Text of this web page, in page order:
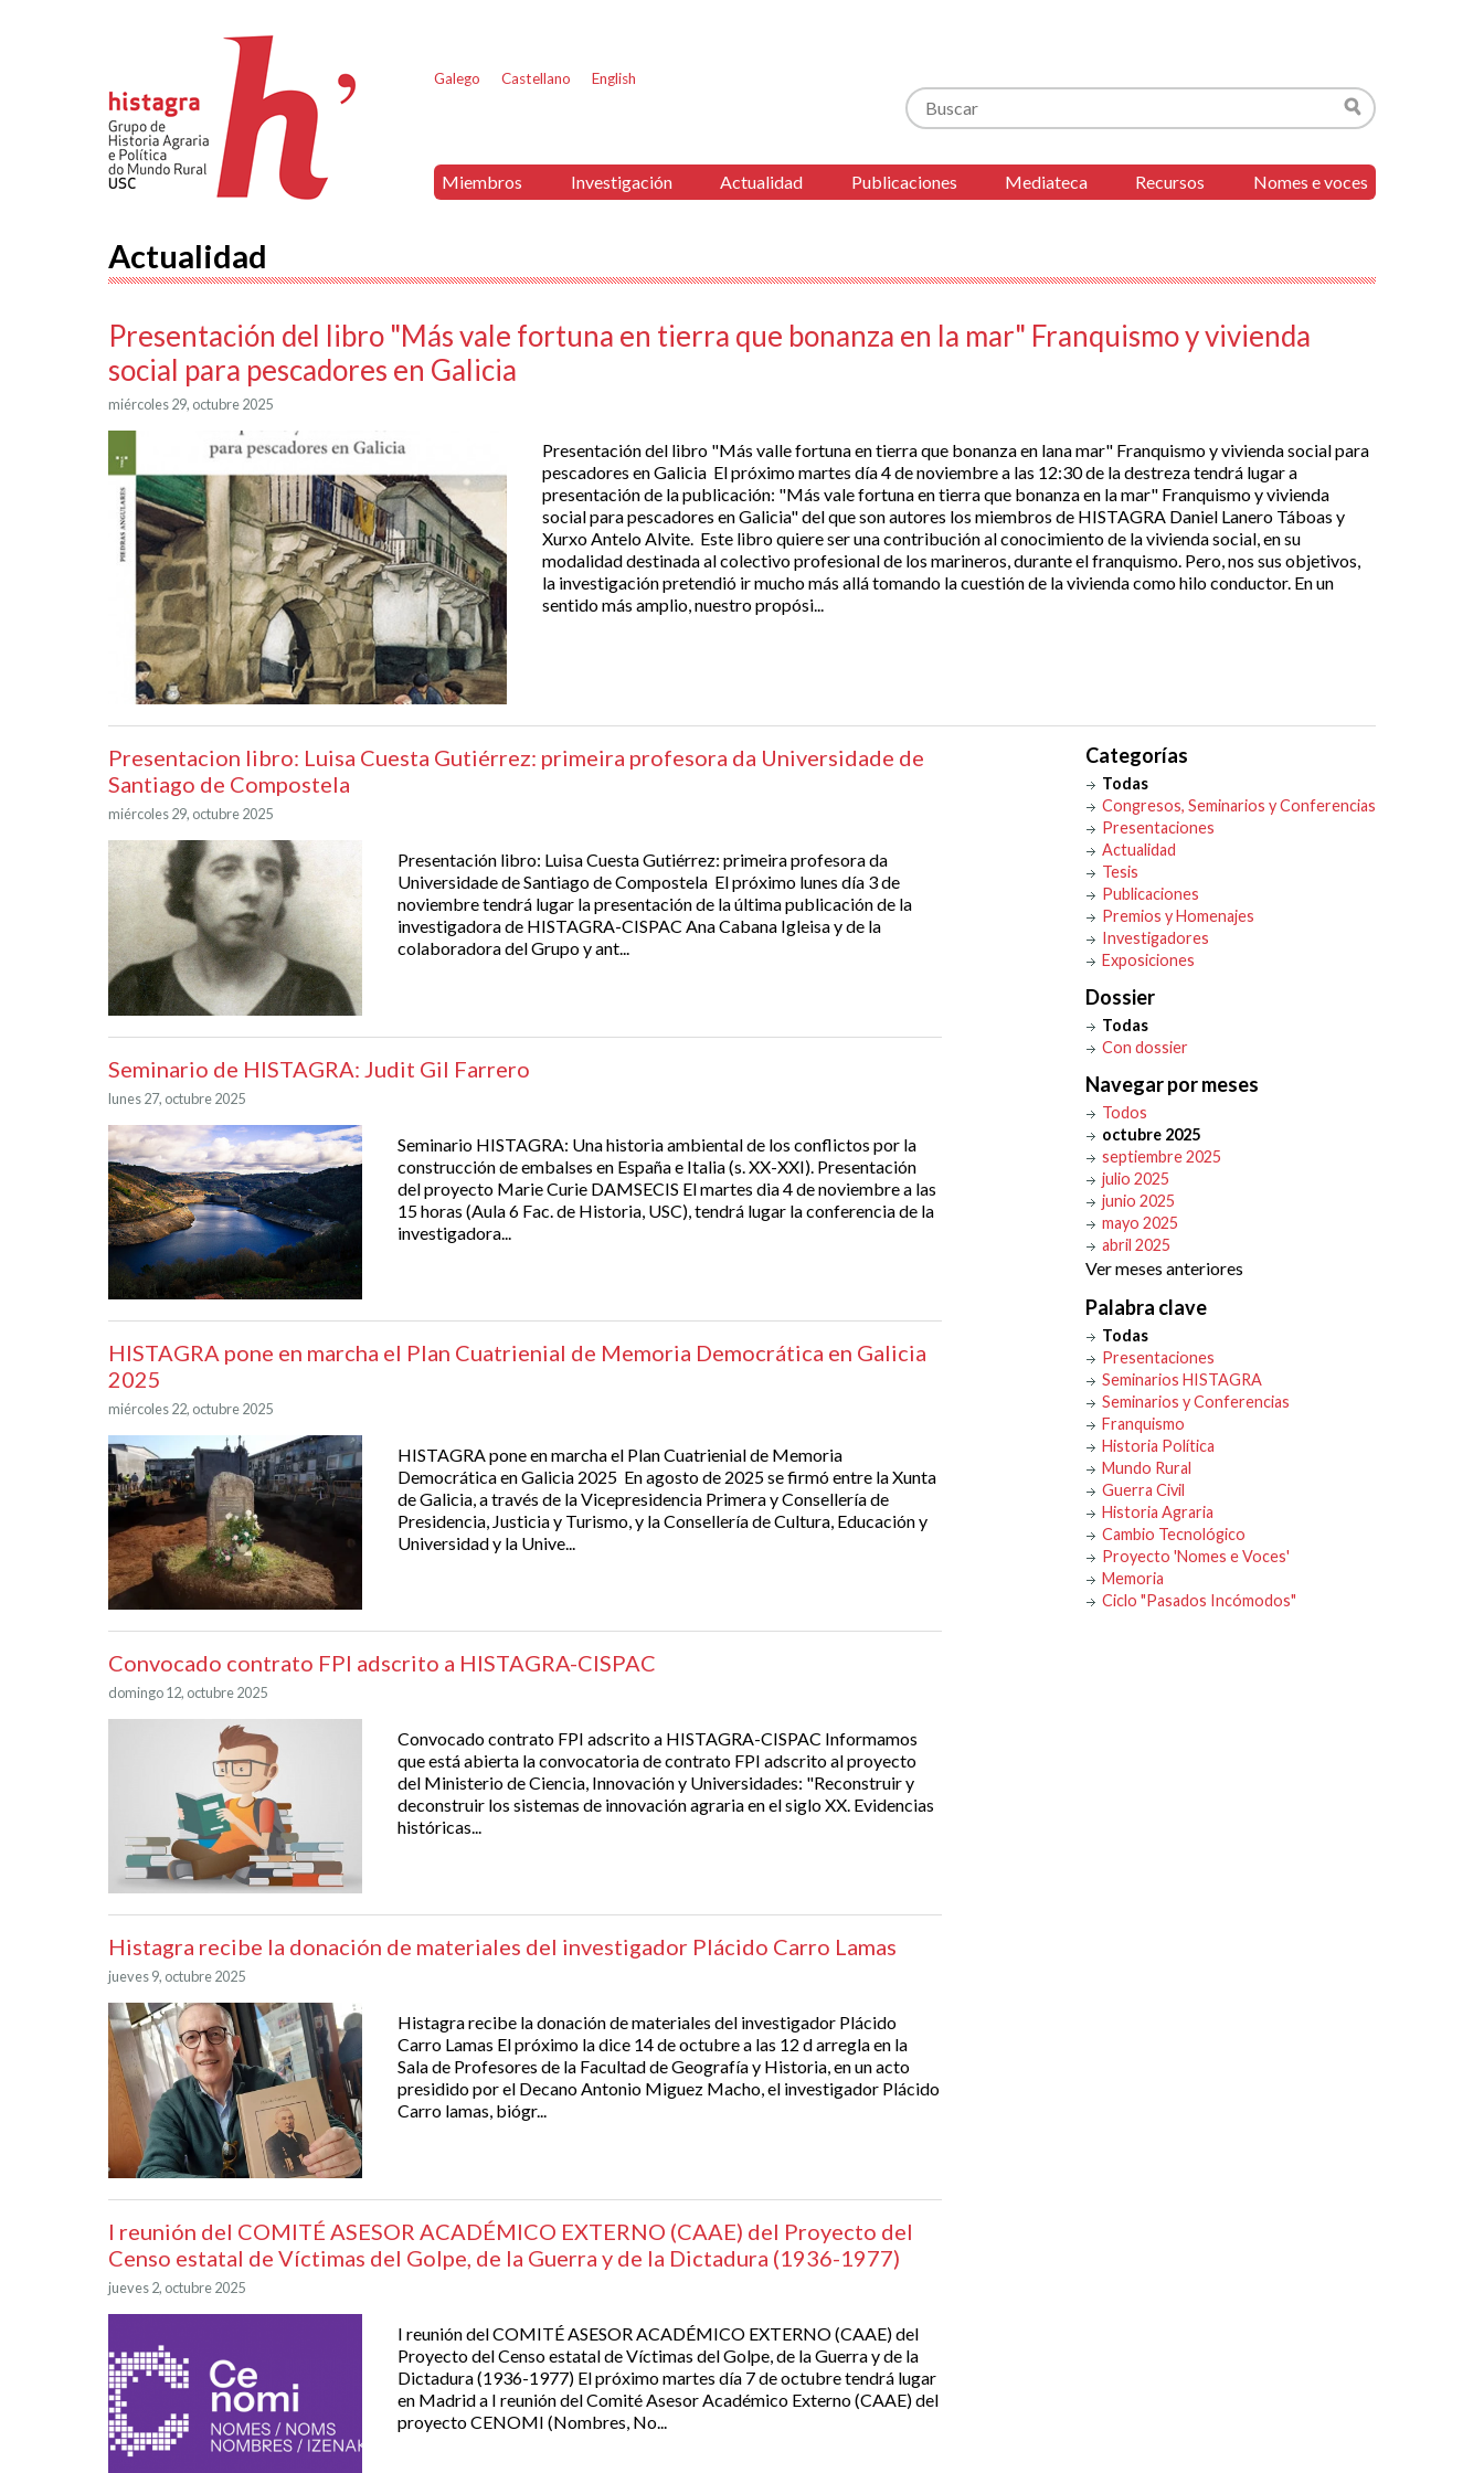
Galego Castellano English
Buscar
Buscar
Miembros Investigación Actualidad Publicaciones Mediateca Recursos Nomes e voces
Actualidad
Presentación del libro "Más vale fortuna en tierra que bonanza en la mar" Franquismo y vivienda
social para pescadores en Galicia
miércoles 29, octubre 2025
Presentación del libro "Más valle fortuna en tierra que bonanza en lana mar" Franquismo y vivienda social para
pescadores en Galicia El próximo martes día 4 de noviembre a las 12:30 de la destreza tendrá lugar a
presentación de la publicación: "Más vale fortuna en tierra que bonanza en la mar" Franquismo y vivienda
social para pescadores en Galicia" del que son autores los miembros de HISTAGRA Daniel Lanero Táboas y
Xurxo Antelo Alvite. Este libro quiere ser una contribución al conocimiento de la vivienda social, en su
modalidad destinada al colectivo profesional de los marineros, durante el franquismo. Pero, nos sus objetivos,
la investigación pretendió ir mucho más allá tomando la cuestión de la vivienda como hilo conductor. En un
sentido más amplio, nuestro propósi...
Presentacion libro: Luisa Cuesta Gutiérrez: primeira profesora da Universidade de
Santiago de Compostela
miércoles 29, octubre 2025
Presentación libro: Luisa Cuesta Gutiérrez: primeira profesora da
Universidade de Santiago de Compostela El próximo lunes día 3 de
noviembre tendrá lugar la presentación de la última publicación de la
investigadora de HISTAGRA-CISPAC Ana Cabana Igleisa y de la
colaboradora del Grupo y ant...
Seminario de HISTAGRA: Judit Gil Farrero
lunes 27, octubre 2025
Seminario HISTAGRA: Una historia ambiental de los conflictos por la
construcción de embalses en España e Italia (s. XX-XXI). Presentación
del proyecto Marie Curie DAMSECIS El martes dia 4 de noviembre a las
15 horas (Aula 6 Fac. de Historia, USC), tendrá lugar la conferencia de la
investigadora...
HISTAGRA pone en marcha el Plan Cuatrienial de Memoria Democrática en Galicia
2025
miércoles 22, octubre 2025
HISTAGRA pone en marcha el Plan Cuatrienial de Memoria
Democrática en Galicia 2025 En agosto de 2025 se firmó entre la Xunta
de Galicia, a través de la Vicepresidencia Primera y Consellería de
Presidencia, Justicia y Turismo, y la Consellería de Cultura, Educación y
Universidad y la Unive...
Convocado contrato FPI adscrito a HISTAGRA-CISPAC
domingo 12, octubre 2025
Convocado contrato FPI adscrito a HISTAGRA-CISPAC Informamos
que está abierta la convocatoria de contrato FPI adscrito al proyecto
del Ministerio de Ciencia, Innovación y Universidades: "Reconstruir y
deconstruir los sistemas de innovación agraria en el siglo XX. Evidencias
históricas...
Histagra recibe la donación de materiales del investigador Plácido Carro Lamas
jueves 9, octubre 2025
Histagra recibe la donación de materiales del investigador Plácido
Carro Lamas El próximo la dice 14 de octubre a las 12 d arregla en la
Sala de Profesores de la Facultad de Geografía y Historia, en un acto
presidido por el Decano Antonio Miguez Macho, el investigador Plácido
Carro lamas, biógr...
I reunión del COMITÉ ASESOR ACADÉMICO EXTERNO (CAAE) del Proyecto del
Censo estatal de Víctimas del Golpe, de la Guerra y de la Dictadura (1936-1977)
jueves 2, octubre 2025
I reunión del COMITÉ ASESOR ACADÉMICO EXTERNO (CAAE) del
Proyecto del Censo estatal de Víctimas del Golpe, de la Guerra y de la
Dictadura (1936-1977) El próximo martes día 7 de octubre tendrá lugar
en Madrid a I reunión del Comité Asesor Académico Externo (CAAE) del
proyecto CENOMI (Nombres, No...
Categorías
Todas
Congresos, Seminarios y Conferencias
Presentaciones
Actualidad
Tesis
Publicaciones
Premios y Homenajes
Investigadores
Exposiciones
Dossier
Todas
Con dossier
Navegar por meses
Todos
octubre 2025
septiembre 2025
julio 2025
junio 2025
mayo 2025
abril 2025
Ver meses anteriores
Palabra clave
Todas
Presentaciones
Seminarios HISTAGRA
Seminarios y Conferencias
Franquismo
Historia Política
Mundo Rural
Guerra Civil
Historia Agraria
Cambio Tecnológico
Proyecto 'Nomes e Voces'
Memoria
Ciclo "Pasados Incómodos"